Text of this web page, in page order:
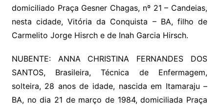
domiciliado Praça Gesner Chagas, nº 21 – Candeias,
nesta cidade, Vitória da Conquista – BA, filho de
Carmelito Jorge Hisrch e de Inah Garcia Hirsch.
NUBENTE: ANNA CHRISTINA FERNANDES DOS
SANTOS, Brasileira, Técnica de Enfermagem,
solteira, 28 anos de idade, nascida em Itamaraju –
BA, no dia 21 de março de 1984, domiciliada Praça